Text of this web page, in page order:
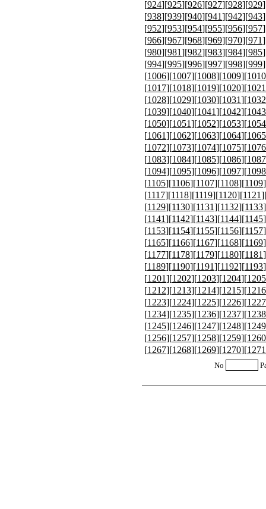
[924][925][926][927][928][929
[938][939][940][941][942][943
[952][953][954][955][956][957
[966][967][968][969][970][971
[980][981][982][983][984][985
[994][995][996][997][998][999
[1006][1007][1008][1009][1010
[1017][1018][1019][1020][1021
[1028][1029][1030][1031][1032
[1039][1040][1041][1042][1043
[1050][1051][1052][1053][1054
[1061][1062][1063][1064][1065
[1072][1073][1074][1075][1076
[1083][1084][1085][1086][1087
[1094][1095][1096][1097][1098
[1105][1106][1107][1108][1109
[1117][1118][1119][1120][1121
[1129][1130][1131][1132][1133
[1141][1142][1143][1144][1145
[1153][1154][1155][1156][1157
[1165][1166][1167][1168][1169
[1177][1178][1179][1180][1181
[1189][1190][1191][1192][1193
[1201][1202][1203][1204][1205
[1212][1213][1214][1215][1216
[1223][1224][1225][1226][1227
[1234][1235][1236][1237][1238
[1245][1246][1247][1248][1249
[1256][1257][1258][1259][1260
[1267][1268][1269][1270][1271
No